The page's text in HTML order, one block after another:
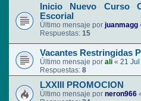
Inicio Nuevo Curso
Escorial
Último mensaje por juanmagg
Respuestas: 15
Vacantes Restringidas
Último mensaje por ali « 21
Respuestas: 8
LXXIII PROMOCION
Último mensaje por neron966